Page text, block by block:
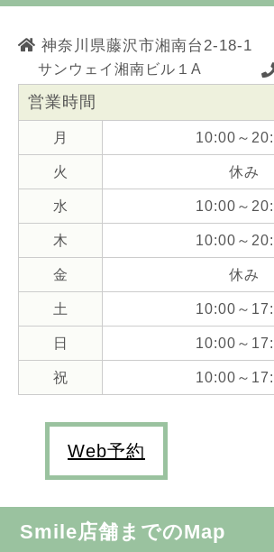
神奈川県藤沢市湘南台2-18-1
サンウェイ湘南ビル１A
営業時間
月 10:00～
火 休み
水 10:00～
木 10:00～
金 休み
土 10:00～
日 10:00～
祝 10:00～
Web予約
Smile店舗までのMap